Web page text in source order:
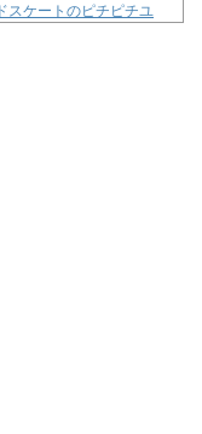
スケートのピチピチユ
はお前らに刺さるやろ